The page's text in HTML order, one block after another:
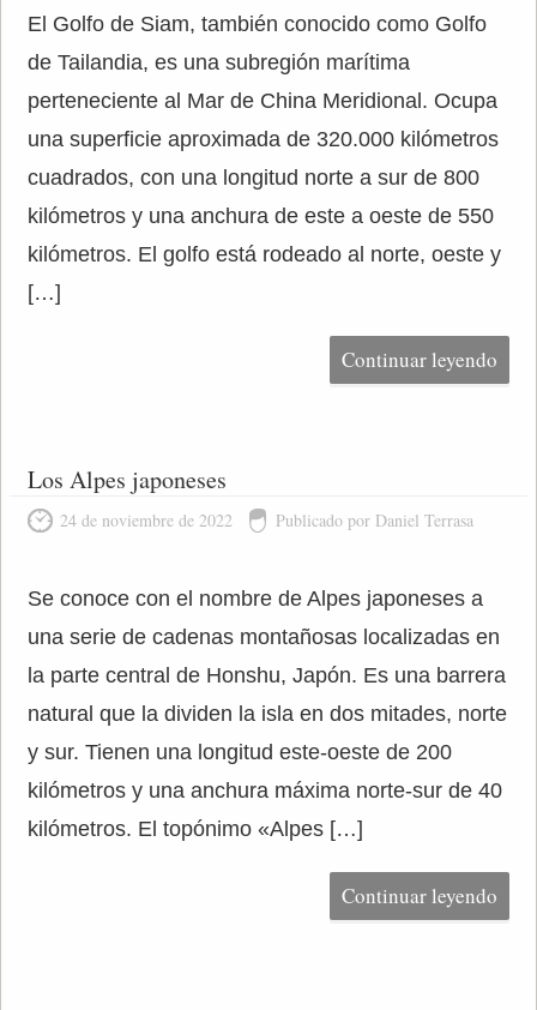
El Golfo de Siam, también conocido como Golfo
de Tailandia, es una subregión marítima
perteneciente al Mar de China Meridional. Ocupa
una superficie aproximada de 320.000 kilómetros
cuadrados, con una longitud norte a sur de 800
kilómetros y una anchura de este a oeste de 550
kilómetros. El golfo está rodeado al norte, oeste y
[…]
Continuar leyendo
Los Alpes japoneses
24 de noviembre de 2022 Publicado por Daniel Terrasa
Se conoce con el nombre de Alpes japoneses a
una serie de cadenas montañosas localizadas en
la parte central de Honshu, Japón. Es una barrera
natural que la dividen la isla en dos mitades, norte
y sur. Tienen una longitud este-oeste de 200
kilómetros y una anchura máxima norte-sur de 40
kilómetros. El topónimo «Alpes […]
Continuar leyendo